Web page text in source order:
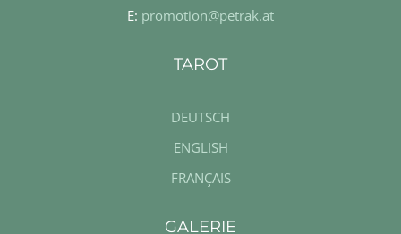
E: promotion@petrak.at
TAROT
DEUTSCH
ENGLISH
FRANÇAIS
GALERIE